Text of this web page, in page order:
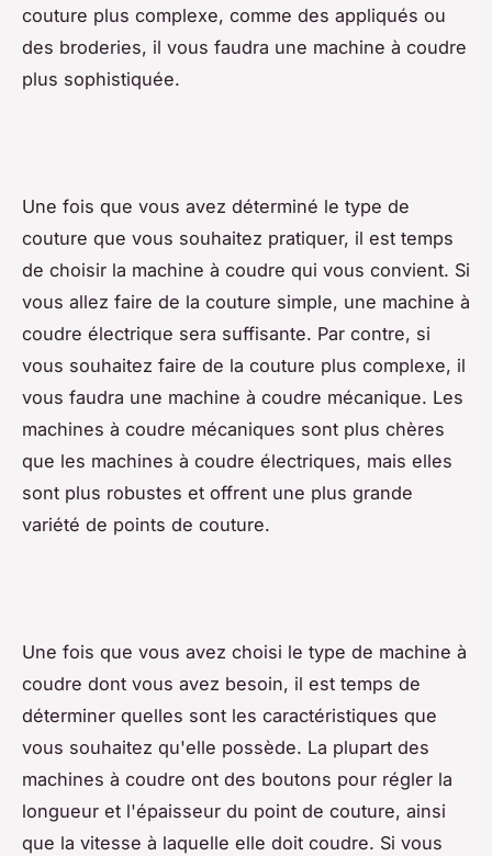
couture plus complexe, comme des appliqués ou
des broderies, il vous faudra une machine à coudre
plus sophistiquée.
Une fois que vous avez déterminé le type de
couture que vous souhaitez pratiquer, il est temps
de choisir la machine à coudre qui vous convient. Si
vous allez faire de la couture simple, une machine à
coudre électrique sera suffisante. Par contre, si
vous souhaitez faire de la couture plus complexe, il
vous faudra une machine à coudre mécanique. Les
machines à coudre mécaniques sont plus chères
que les machines à coudre électriques, mais elles
sont plus robustes et offrent une plus grande
variété de points de couture.
Une fois que vous avez choisi le type de machine à
coudre dont vous avez besoin, il est temps de
déterminer quelles sont les caractéristiques que
vous souhaitez qu'elle possède. La plupart des
machines à coudre ont des boutons pour régler la
longueur et l'épaisseur du point de couture, ainsi
que la vitesse à laquelle elle doit coudre. Si vous